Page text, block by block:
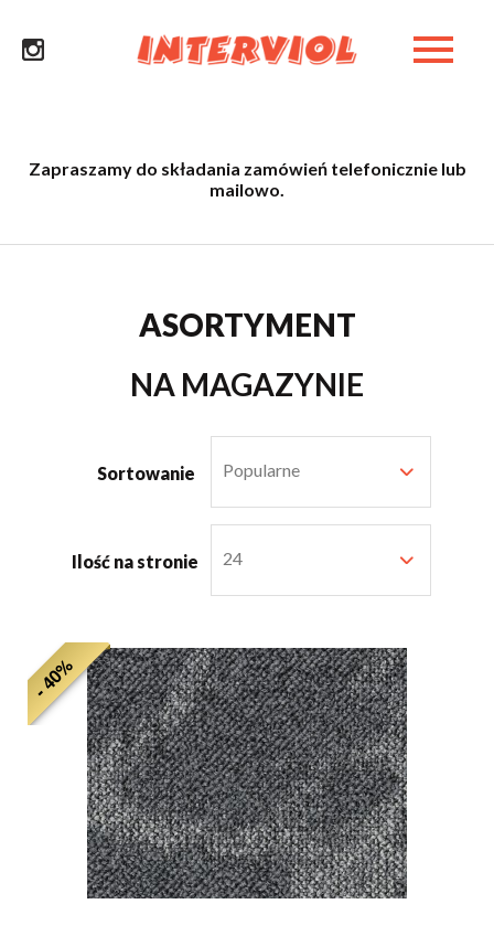
Zapraszamy do składania zamówień telefonicznie lub
mailowo.
ASORTYMENT
NA MAGAZYNIE
Sortowanie Popularne
Ilość na stronie 24
- 40%